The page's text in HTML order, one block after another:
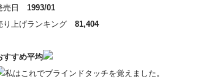
売日 1993/01
り上げランキング 81,404
すすめ平均
私はこれでブラインドタッチを覚えました。